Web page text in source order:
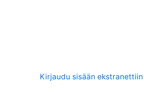
Kirjaudu sisään ekstranettiin